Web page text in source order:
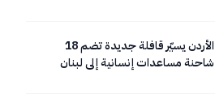
الأردن يسيّر قافلة جديدة تضم 18
شاحنة مساعدات إنسانية إلى لبنان